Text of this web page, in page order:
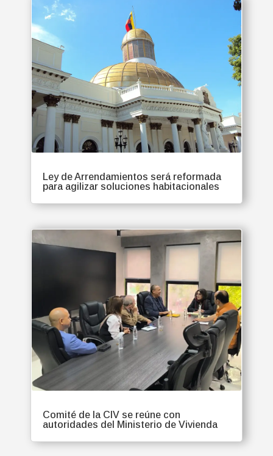
Ley de Arrendamientos será reformada
para agilizar soluciones habitacionales
Comité de la CIV se reúne con
autoridades del Ministerio de Vivienda